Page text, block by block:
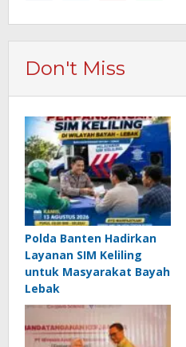
Don't Miss
Polda Banten Hadirkan
Layanan SIM Keliling
untuk Masyarakat Bayah
Lebak